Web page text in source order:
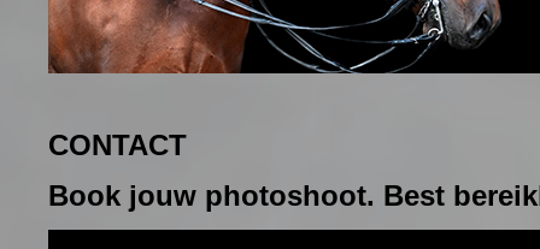
CONTACT
Book jouw photoshoot. Best